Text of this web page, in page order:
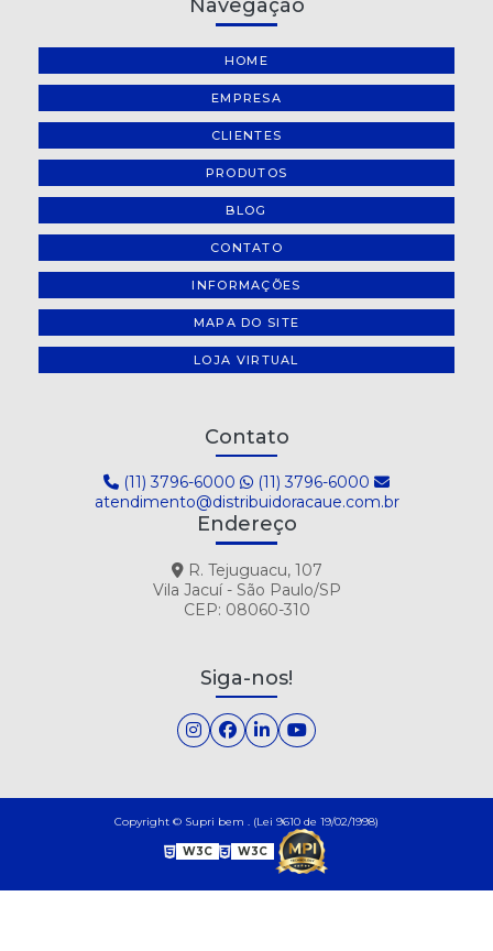
Navegação
HOME
EMPRESA
CLIENTES
PRODUTOS
BLOG
CONTATO
INFORMAÇÕES
MAPA DO SITE
LOJA VIRTUAL
Contato
(11) 3796-6000
(11) 3796-6000
atendimento@distribuidoracaue.com.br
Endereço
R. Tejuguacu, 107
Vila Jacuí - São Paulo/SP
CEP: 08060-310
Siga-nos!
Copyright © Supri bem . (Lei 9610 de 19/02/1998)
W3C W3C